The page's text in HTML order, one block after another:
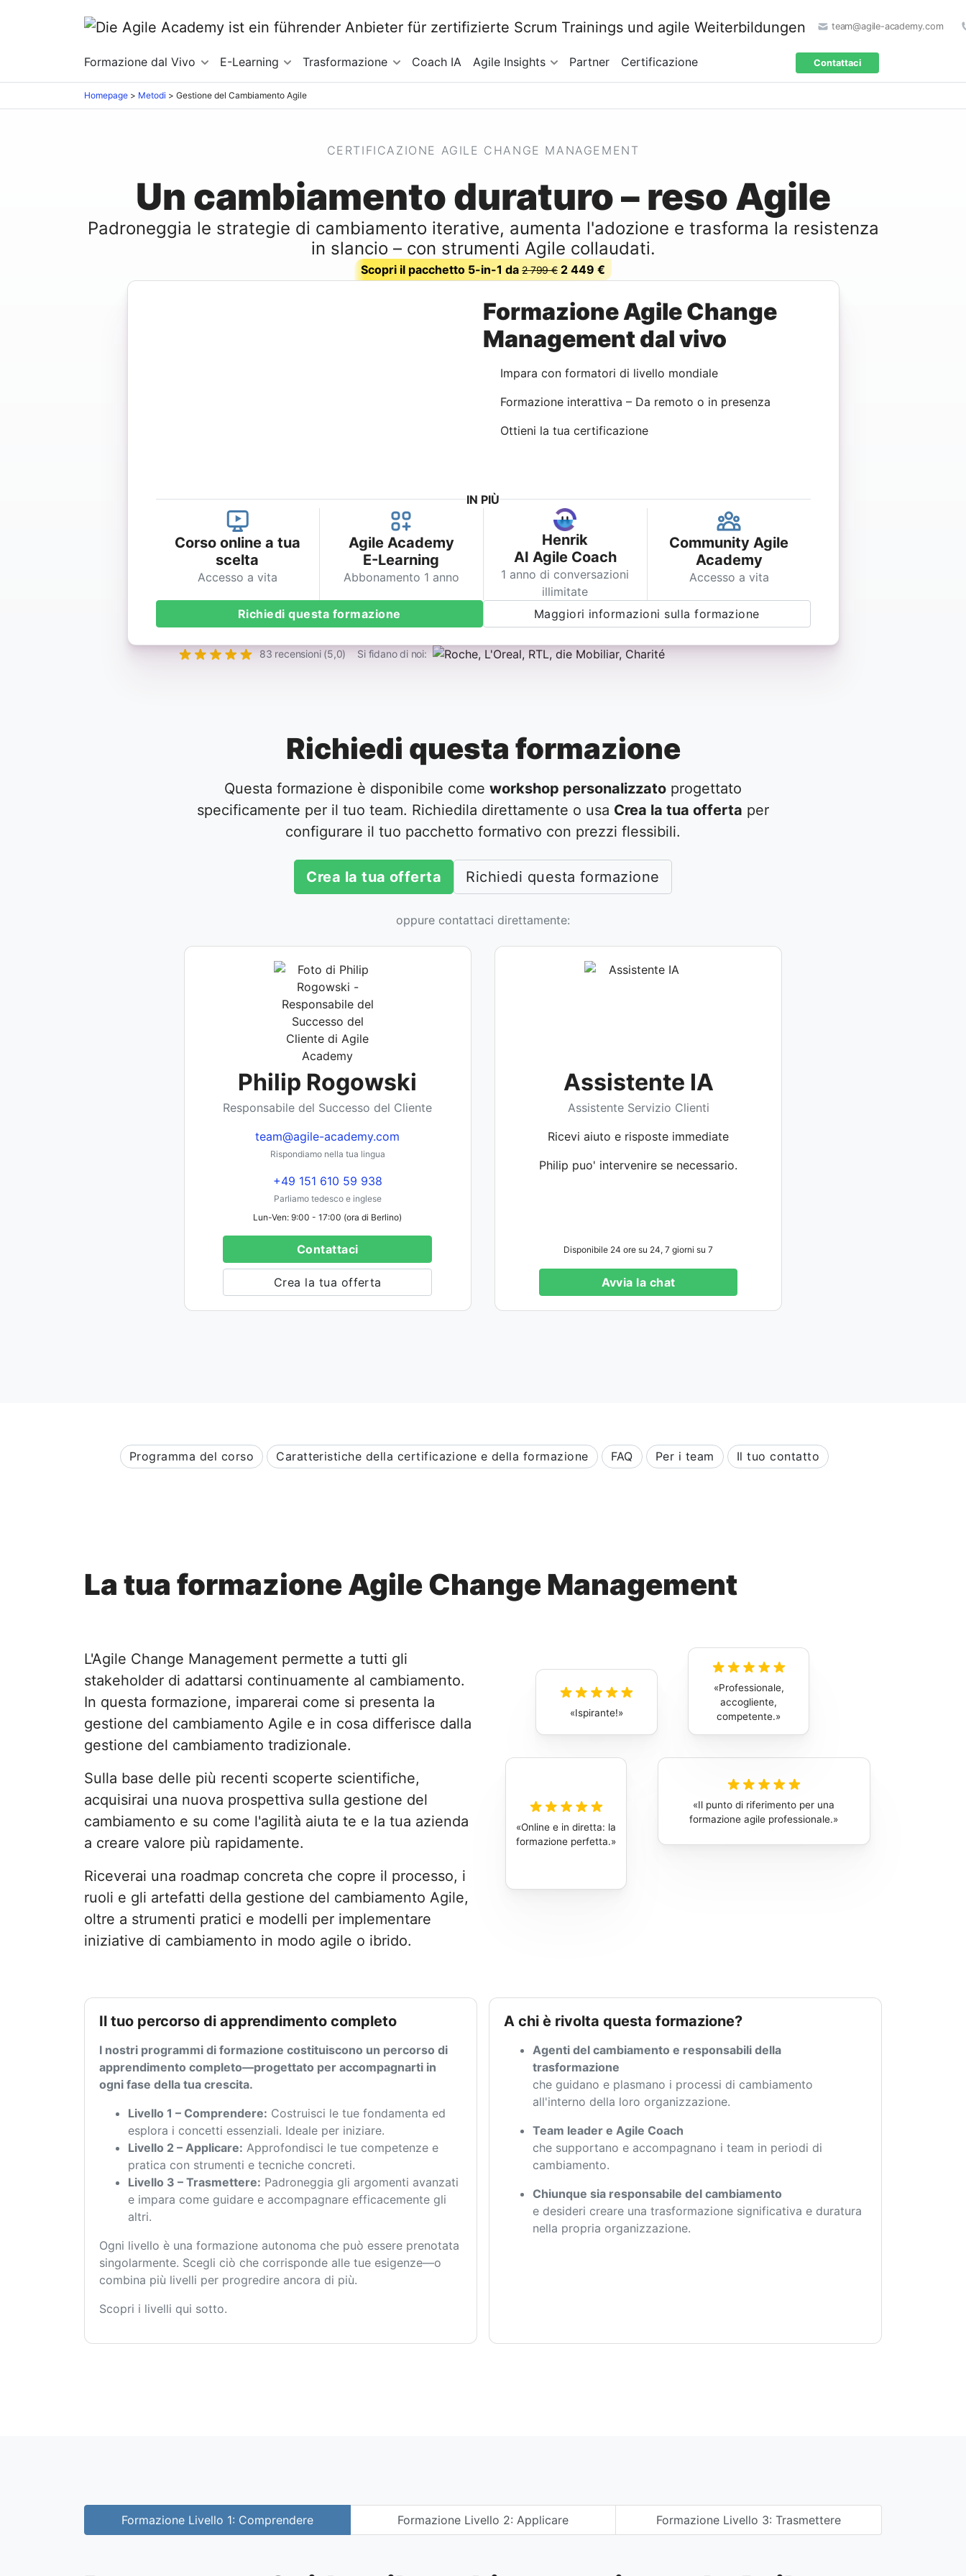
team@agile-academy.com
Formazione dal Vivo E-Learning Trasformazione Coach IA Agile Insights Partner Certificazione Contattaci
Homepage > Metodi > Gestione del Cambiamento Agile
CERTIFICAZIONE AGILE CHANGE MANAGEMENT
Un cambiamento duraturo – reso Agile
Padroneggia le strategie di cambiamento iterative, aumenta l'adozione e trasforma la resistenza
in slancio – con strumenti Agile collaudati.
Scopri il pacchetto 5-in-1 da2 799 €2 449 €
Formazione Agile Change
Management dal vivo
Impara con formatori di livello mondiale
Formazione interattiva – Da remoto o in presenza
Ottieni la tua certificazione
IN PIÙ
Corso online a tua
scelta
Accesso a vita
Agile Academy
E-Learning
Abbonamento 1 anno
Henrik
AI Agile Coach
1 anno di conversazioni
illimitate
Community Agile
Academy
Accesso a vita
Richiedi questa formazione Maggiori informazioni sulla formazione
83 recensioni (5,0) Si fidano di noi:
Richiedi questa formazione
Questa formazione è disponibile come workshop personalizzato progettato
specificamente per il tuo team. Richiedila direttamente o usa Crea la tua offerta per
configurare il tuo pacchetto formativo con prezzi flessibili.
Crea la tua offerta Richiedi questa formazione
oppure contattaci direttamente:
Philip Rogowski
Responsabile del Successo del Cliente
team@agile-academy.com
Rispondiamo nella tua lingua
+49 151 610 59 938
Parliamo tedesco e inglese
Lun-Ven: 9:00 - 17:00 (ora di Berlino)
Contattaci
Crea la tua offerta
Assistente IA
Assistente Servizio Clienti
Ricevi aiuto e risposte immediate
Philip puo' intervenire se necessario.
Disponibile 24 ore su 24, 7 giorni su 7
Avvia la chat
Programma del corso Caratteristiche della certificazione e della formazione FAQ Per i team Il tuo contatto
La tua formazione Agile Change Management
L'Agile Change Management permette a tutti gli
stakeholder di adattarsi continuamente al cambiamento.
In questa formazione, imparerai come si presenta la
gestione del cambiamento Agile e in cosa differisce dalla
gestione del cambiamento tradizionale.
Sulla base delle più recenti scoperte scientifiche,
acquisirai una nuova prospettiva sulla gestione del
cambiamento e su come l'agilità aiuta te e la tua azienda
a creare valore più rapidamente.
Riceverai una roadmap concreta che copre il processo, i
ruoli e gli artefatti della gestione del cambiamento Agile,
oltre a strumenti pratici e modelli per implementare
iniziative di cambiamento in modo agile o ibrido.
Ispirante!
Online e in diretta: la
formazione perfetta.
Il punto di riferimento per una
formazione agile professionale.
Professionale,
accogliente,
competente.
Il tuo percorso di apprendimento completo
I nostri programmi di formazione costituiscono un percorso di
apprendimento completo—progettato per accompagnarti in
ogni fase della tua crescita.
Livello 1 – Comprendere: Costruisci le tue fondamenta ed
esplora i concetti essenziali. Ideale per iniziare.
Livello 2 – Applicare: Approfondisci le tue competenze e
pratica con strumenti e tecniche concreti.
Livello 3 – Trasmettere: Padroneggia gli argomenti avanzati
e impara come guidare e accompagnare efficacemente gli
altri.
Ogni livello è una formazione autonoma che può essere prenotata
singolarmente. Scegli ciò che corrisponde alle tue esigenze—o
combina più livelli per progredire ancora di più.
Scopri i livelli qui sotto.
A chi è rivolta questa formazione?
Agenti del cambiamento e responsabili della
trasformazione
che guidano e plasmano i processi di cambiamento
all'interno della loro organizzazione.
Team leader e Agile Coach
che supportano e accompagnano i team in periodi di
cambiamento.
Chiunque sia responsabile del cambiamento
e desideri creare una trasformazione significativa e duratura
nella propria organizzazione.
Formazione Livello 1: Comprendere Formazione Livello 2: Applicare Formazione Livello 3: Trasmettere